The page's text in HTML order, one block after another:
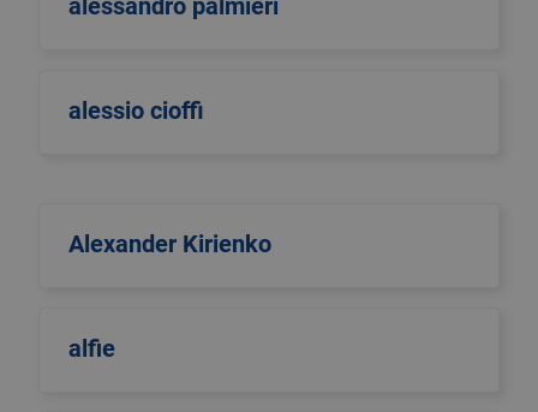
alessandro palmieri
alessio cioffi
Alexander Kirienko
alfie